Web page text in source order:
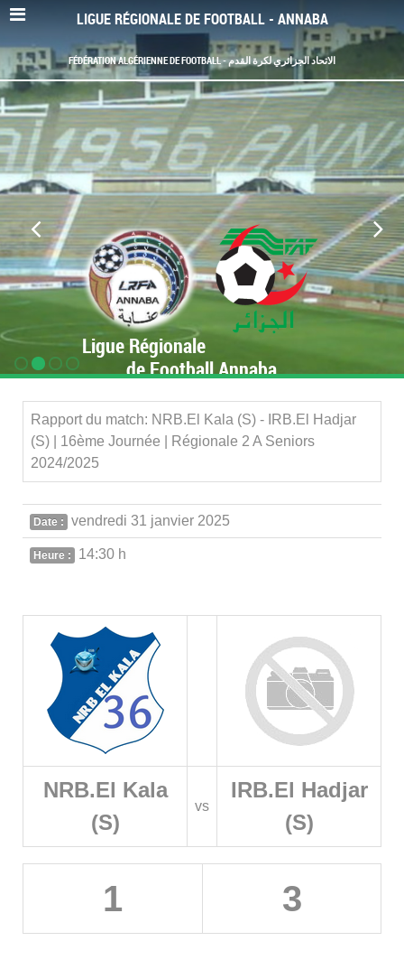
LIGUE RÉGIONALE DE FOOTBALL - ANNABA
FÉDÉRATION ALGÉRIENNE DE FOOTBALL - الاتحاد الجزائري لكرة القدم
Ligue Régionale
de Football Annaba
Rapport du match: NRB.El Kala (S) - IRB.El Hadjar
(S) | 16ème Journée | Régionale 2 A Seniors
2024/2025
Date : vendredi 31 janvier 2025
Heure : 14:30 h
NRB.El Kala
(S)
vs
IRB.El Hadjar
(S)
1 3